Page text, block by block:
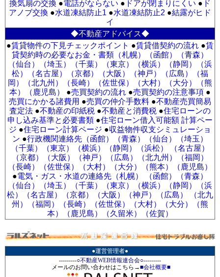
換気扇の交換 ●電話がならない ● ドアが閉まりにくい ● ド
アノブ交換 ●水道凍結防止1 ●水道凍結防止2 ●結露がヒド
イ
◆不動産アドバイス◆
●賃貸物件の下見チェックポイント ●賃貸借契約の流れ ●賃
貸契約時の必要なお金・書類（札幌）
（函館）
（青森）
（仙台）
（埼玉） （千葉） （東京） （横浜） （静岡）
（浜
松）
（名古屋） （京都） （大阪） （神戸） （広島）
（福
岡）
（北九州） （長崎） （佐世保） （大村） （大分）
（熊
本）
（鹿児島） ●売買契約の流れ ●売買契約の注意事項 ●
売買にかかる諸費用 ●売買の仲介手数料 ●不動産売買簡易
査定法 ●不動産の印紙税 ●不動産と消費税 ●住宅ローンの
申し込み基準と必要書類 ●住宅ローン借入可能額 計算ペー
ジ ●住宅ローン計算ページ ●収益物件収支シミュレーショ
ン ●行政機関連絡先（函館） （青森） （仙台）
（埼玉）
（千葉）
（東京） （横浜） （静岡） （浜松）
（名古屋）
（京都）
（大阪） （神戸） （広島） （北九州）
（福岡）
（長崎）
（佐世保） （大村） （大分） （熊本）
（鹿児島）
●電気・ガス・水道の連絡先（札幌） （函館）
（青森）
（仙台）
（埼玉） （千葉） （東京） （横浜） （静岡）
（浜
松）
（名古屋） （京都） （大阪） （神戸） （広島）
（北九
州）
（福岡） （長崎） （佐世保） （大村） （大分）
（熊
本）
（鹿児島） （久留米） （佐賀）
●運営管理者●
---------○不動産WEB情報連合会○---------
メールのお問い合わせはこちら→■会社概要■